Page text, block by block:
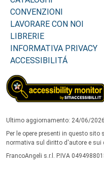
CONVENZIONI
LAVORARE CON NOI
LIBRERIE
INFORMATIVA PRIVACY
ACCESSIBILITÁ
Ultimo aggiornamento: 24/06/2026
Per le opere presenti in questo
normativa sul diritto d'autore e sui
FrancoAngeli s.r.l. P.IVA